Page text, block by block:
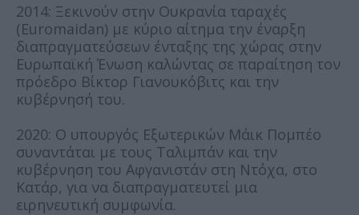
2014: Ξεκινούν στην Ουκρανία ταραχές
(Euromaidan) με κύριο αίτημα την έναρξη
διαπραγματεύσεων ένταξης της χώρας στην
Ευρωπαϊκή Ένωση καλώντας σε παραίτηση τον
πρόεδρο Βίκτορ Γιανουκόβιτς και την
κυβέρνησή του.
2020: Ο υπουργός Εξωτερικών Μάικ Πομπέο
συναντάται με τους Ταλιμπάν και την
κυβέρνηση του Αφγανιστάν στη Ντόχα, στο
Κατάρ, για να διαπραγματευτεί μια
ειρηνευτική συμφωνία.